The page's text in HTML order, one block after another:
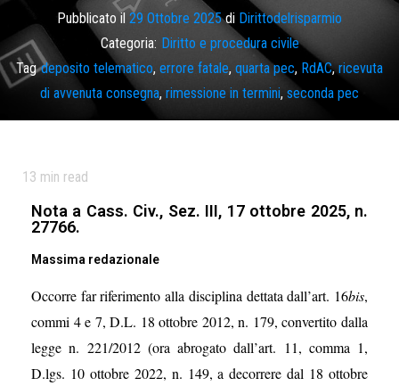
Pubblicato il 29 Ottobre 2025di Dirittodelrisparmio
Categoria: Diritto e procedura civile
Tag deposito telematico, errore fatale, quarta pec, RdAC,ricevuta
di avvenuta consegna, rimessione in termini, seconda pec
13 min read
Nota a Cass. Civ., Sez. III, 17 ottobre 2025, n.
27766.
Massima redazionale
Occorre far riferimento alla disciplina dettata dall’art. 16bis,
commi 4 e 7, D.L. 18 ottobre 2012, n. 179, convertito dalla
legge n. 221/2012 (ora abrogato dall’art. 11, comma 1,
D.lgs. 10 ottobre 2022, n. 149, a decorrere dal 18 ottobre